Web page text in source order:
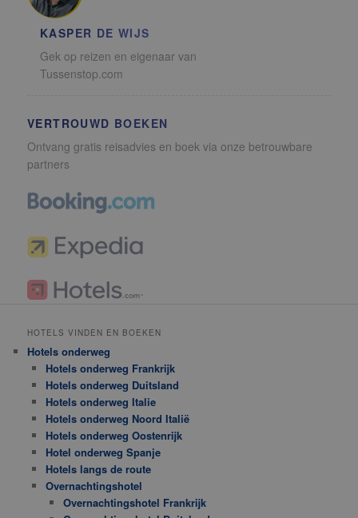
KASPER DE WIJS
Gek op reizen en eigenaar van
Tussenstop.com
VERTROUWD BOEKEN
Ontvang gratis reisadvies en boek via onze betrouwbare
partners
HOTELS VINDEN EN BOEKEN
Hotels onderweg
Hotels onderweg Frankrijk
Hotels onderweg Duitsland
Hotels onderweg Italie
Hotels onderweg Noord Italië
Hotels onderweg Oostenrijk
Hotel onderweg Spanje
Hotels langs de route
Overnachtingshotel
Overnachtingshotel Frankrijk